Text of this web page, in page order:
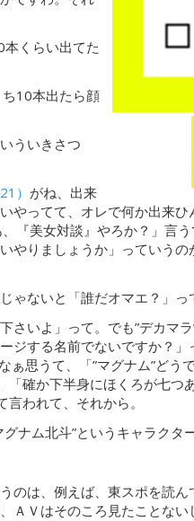
くらい出てた
10本出たら顔
ういきさつ
） がね、出来
やってて、オレで何か出来
『美女対談』やろか？」言
やりましょうか」っていう
ゃないと「誰だオマエ？」っ
さいよ」って。でも”デカマ
する名前でないですか？」
ぁ思うて、「”マグナム”どう
確か下半身にほくろが七つ
われて、それから。
ナム北斗”というキャラクタ
のは、例えば、東スポを読ん
ＡＶはそのころ見たことない